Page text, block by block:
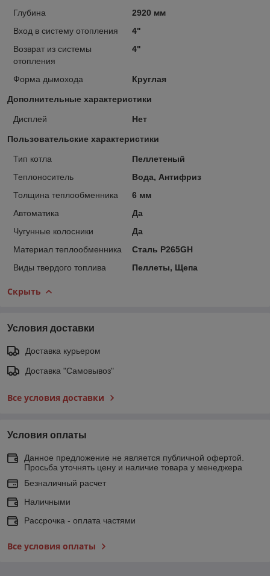
Глубина
2920 мм
Вход в систему отопления
4"
Возврат из системы
отопления
4"
Форма дымохода Круглая
Дополнительные характеристики
Дисплей Нет
Пользовательские характеристики
Тип котла
Пеллетеный
Теплоноситель
Вода, Антифриз
Толщина теплообменника
6 мм
Автоматика
Да
Чугунные колосники
Да
Материал теплообменника
Сталь P265GH
Виды твердого топлива
Пеллеты, Щепа
Скрыть
Условия доставки
Доставка курьером
Доставка "Самовывоз"
Все условия доставки
Условия оплаты
Данное предложение не является публичной офертой.
Просьба уточнять цену и наличие товара у менеджера
Безналичный расчет
Наличными
Рассрочка - оплата частями
Все условия оплаты